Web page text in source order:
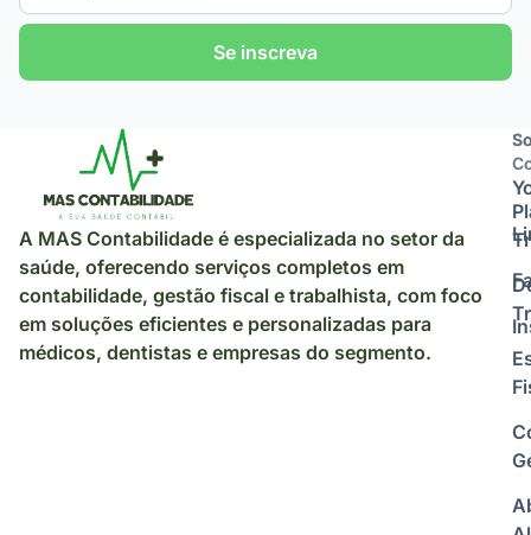
Se inscreva
A MAS Contabilidade é especializada no setor da
saúde, oferecendo serviços completos em
contabilidade, gestão fiscal e trabalhista, com foco
em soluções eficientes e personalizadas para
médicos, dentistas e empresas do segmento.